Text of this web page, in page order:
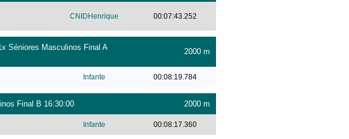
CNIDHenrique 00:07:43.252
Séniores Masculinos Final A
2000 m
Infante 00:08:19.784
Final B 16:30:00 2000 m
Infante 00:08:17.360